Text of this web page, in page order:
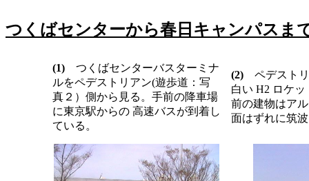
つくばセンターから春日キャンパスま
(1) つくばセンターバスターミナ
ルをペデストリアン(遊歩道：写
真２）側から見る。手前の降車場
に東京駅からの 高速バスが到着し
ている。
(2) ペデスト
白い H2 ロケ
前の建物はア
面はずれに筑